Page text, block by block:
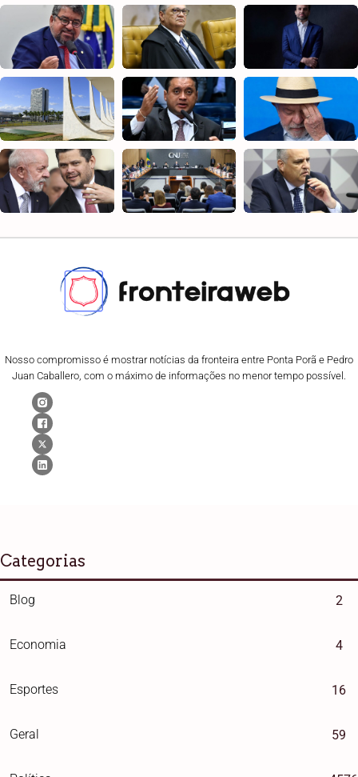
Nosso compromisso é mostrar notícias da fronteira entre Ponta Porã e Pedro
Juan Caballero, com o máximo de informações no menor tempo possível.
Categorias
Blog 2
Economia 4
Esportes 16
Geral 59